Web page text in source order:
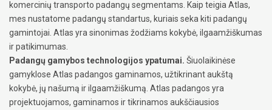
komercinių transporto padangų segmentams. Kaip teigia Atlas,
mes nustatome padangų standartus, kuriais seka kiti padangų
gamintojai. Atlas yra sinonimas žodžiams kokybė, ilgaamžiškumas
ir patikimumas.
Padangų gamybos technologijos ypatumai. Šiuolaikinėse
gamyklose Atlas padangos gaminamos, užtikrinant aukštą
kokybė, jų našumą ir ilgaamžiškumą. Atlas padangos yra
projektuojamos, gaminamos ir tikrinamos aukščiausios